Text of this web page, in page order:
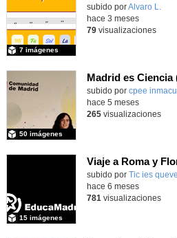
Contenido educativo.
subido porAlvaro L.
7 imágenes
hace 3 meses
79visualizaciones
Madrid es Ciencia
subido por cpee
50 imágenes
hace 5 meses
265visualizaciones
subido por Tic ies
15 imágenes
hace 6 meses
781 visualizaciones